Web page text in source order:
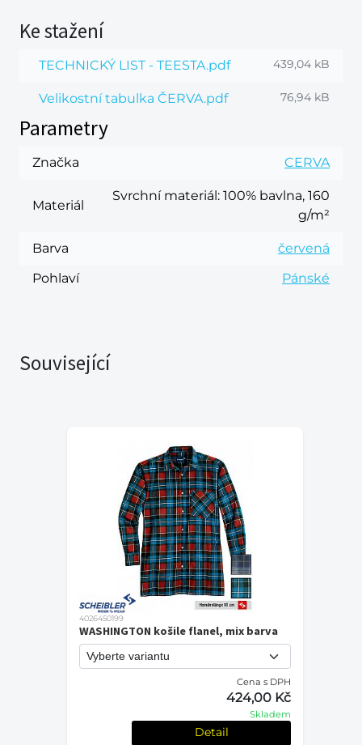
Ke stažení
TECHNICKÝ LIST - TEESTA.pdf 439,04 kB
Velikostní tabulka ČERVA.pdf 76,94 kB
Parametry
Značka CERVA
Materiál
Svrchní materiál: 100% bavlna, 160
g/m²
Barva
červená
Pohlaví
Pánské
Související
4026450199
WASHINGTON košile flanel, mix barva
Cena s DPH
424,00 Kč
Skladem
Detail